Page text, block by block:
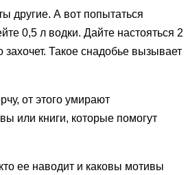
другие. А вот попытаться
0,5 л водки. Дайте настояться 2
Такое снадобье вызывает
от этого умирают
или книги, которые помогут
ее наводит и каковы мотивы